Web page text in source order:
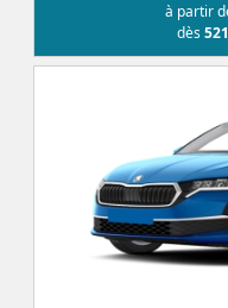
à partir
dès